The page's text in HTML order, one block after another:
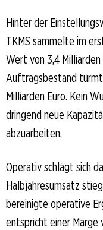
Hinter der
TKMS sammelte im
Wert von 3,4
Auftragsbestand
Milliarden Euro. Kein
dringend neue
abzuarbeiten.
Operativ schlägt sich
Halbjahresumsatz
bereinigte operative
entspricht einer Marge